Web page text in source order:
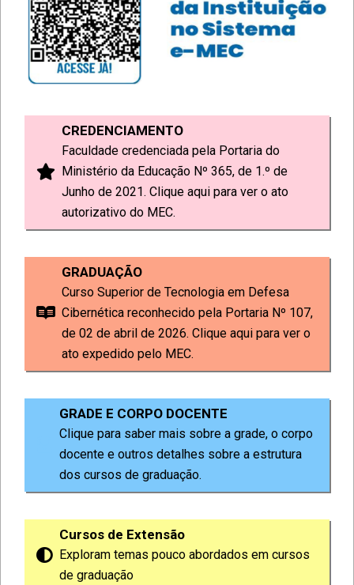
CREDENCIAMENTO
Faculdade credenciada pela Portaria do
Ministério da Educação Nº 365, de 1.º de
Junho de 2021. Clique aqui para ver o ato
autorizativo do MEC.
GRADUAÇÃO
Curso Superior de Tecnologia em Defesa
Cibernética reconhecido pela Portaria Nº 107,
de 02 de abril de 2026. Clique aqui para ver o
ato expedido pelo MEC.
GRADE E CORPO DOCENTE
Clique para saber mais sobre a grade, o corpo
docente e outros detalhes sobre a estrutura
dos cursos de graduação.
Cursos de Extensão
Exploram temas pouco abordados em cursos
de graduação